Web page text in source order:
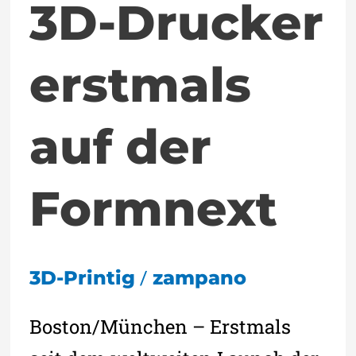
3D-Drucker
erstmals
auf der
Formnext
3D-Printig / zampano
Boston/München – Erstmals